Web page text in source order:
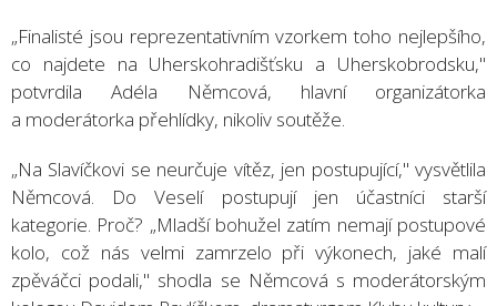
„Finalisté jsou reprezentativním vzorkem toho nejlepšího,
co najdete na Uherskohradišťsku a Uherskobrodsku,"
potvrdila Adéla Němcová, hlavní organizátorka
a moderátorka přehlídky, nikoliv soutěže.
„Na Slavíčkovi se neurčuje vítěz, jen postupující," vysvětlila
Němcová. Do Veselí postupují jen účastníci starší
kategorie. Proč? „Mladší bohužel zatím nemají postupové
kolo, což nás velmi zamrzelo při výkonech, jaké malí
zpěváčci podali," shodla se Němcová s moderátorským